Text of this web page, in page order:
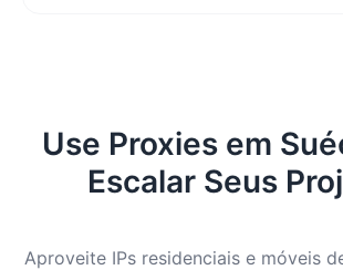
Use Proxies em
Escalar Seus
Aproveite IPs residenciais e móveis